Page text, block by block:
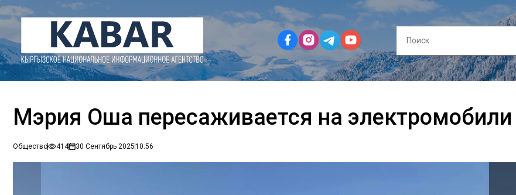
Мэрия Оша пересаживается на электромобили
Общество 414 30 Сентябрь 202510:56